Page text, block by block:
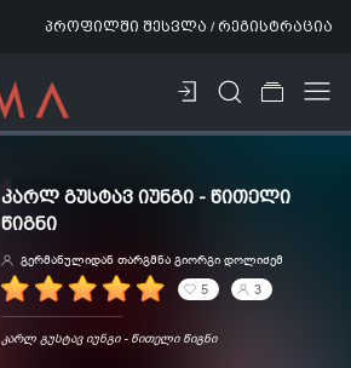
პროფილში შესვლა / რეგისტრაცია
ᲙᲐᲠᲚ ᲒᲣᲡᲢᲐᲕ ᲘᲣᲜᲒᲘ - ᲬᲘᲗᲔᲚᲘ
ᲬᲘᲒᲜᲘ
გერმანულიდან თარგმნა გიორგი დოლიძემ
5 3
კარლ გუსტავ იუნგი - წითელი წიგნი